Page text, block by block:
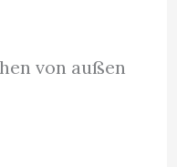
von außen